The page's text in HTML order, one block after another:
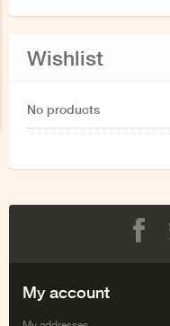
Wishlist
No products
My account